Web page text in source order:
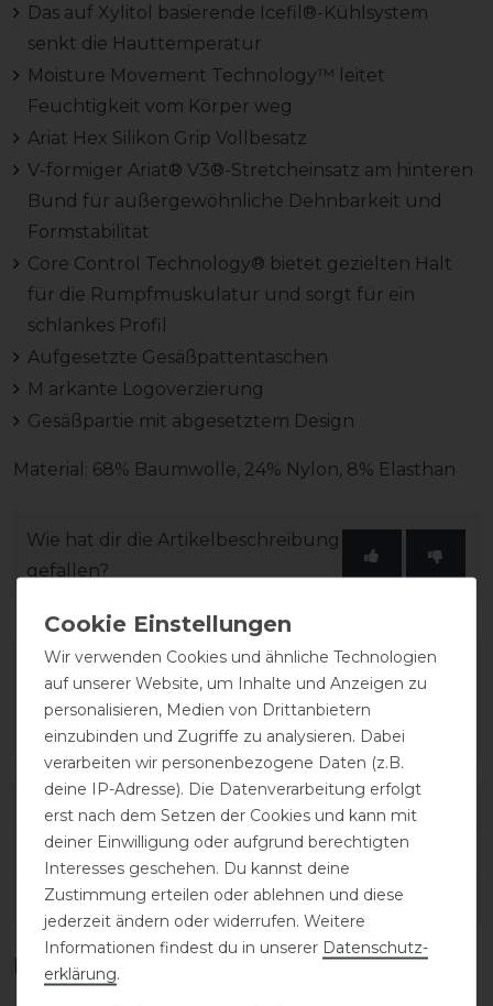
Das auf Xylitol basierende Icefil®-Kühlsystem
senkt die Hauttemperatur
Moisture Movement Technology™ leitet
Feuchtigkeit vom Körper weg
Ariat Hex Silikon Grip Vollbesatz
V-förmiger Ariat® V3®-Stretcheinsatz am hinteren
Bund für außergewöhnliche Dehnbarkeit und
Formstabilität
Core Control Technology® bietet gezielten Halt
für die Rumpfmuskulatur und sorgt für ein
schlankes Profil
Aufgesetzte Gesäßpattentaschen
M arkante Logoverzierung
Gesäßpartie mit abgesetztem Design
Material: 68% Baumwolle, 24% Nylon, 8% Elasthan
Wie hat dir die Artikelbeschreibung
gefallen?
Varianten-ID:6151
SKU: ARI-10021778/22
EAN:889359422721
Kundenrezensionen (0)
Wir verwenden Cookies und ähnliche Technologien
auf unserer Website, um Inhalte und Anzeigen zu
personalisieren, Medien von Drittanbietern
einzubinden und Zugriffe zu analysieren. Dabei
verarbeiten wir personenbezogene Daten (z.B.
deine IP-Adresse). Die Datenverarbeitung erfolgt
erst nach dem Setzen der Cookies und kann mit
deiner Einwilligung oder aufgrund berechtigten
Interesses geschehen. Du kannst deine
Zustimmung erteilen oder ablehnen und diese
jederzeit ändern oder widerrufen. Weitere
Informationen findest du in unserer Daten­schutz­
erklärung.